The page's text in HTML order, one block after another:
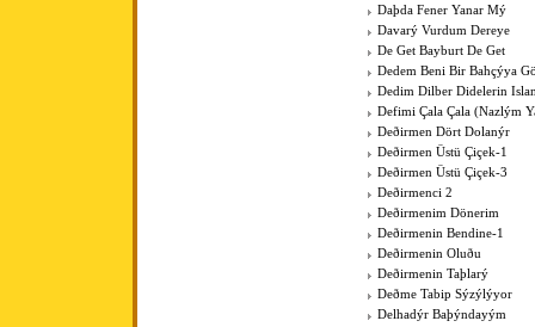
Daþda Fener Yanar Mý
Davarý Vurdum Dereye
De Get Bayburt De Get
Dedem Beni Bir Bahçýya
Dedim Dilber Didelerin
Defimi Çala Çala (Nazlým
Deðirmen Dört Dolanýr
Deðirmen Üstü Çiçek-1
Deðirmen Üstü Çiçek-3
Deðirmenci 2
Deðirmenim Dönerim
Deðirmenin Bendine-1
Deðirmenin Oluðu
Deðirmenin Taþlarý
Deðme Tabip Sýzýlýyor
Delhadýr Baþýndayým